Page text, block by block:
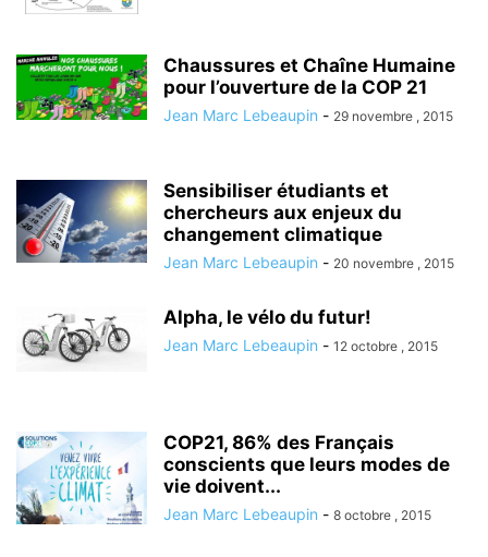
Chaussures et Chaîne Humaine
pour l’ouverture de la COP 21
Jean Marc Lebeaupin - 29 novembre , 2015
Sensibiliser étudiants et
chercheurs aux enjeux du
changement climatique
Jean Marc Lebeaupin - 20 novembre , 2015
Alpha, le vélo du futur!
Jean Marc Lebeaupin - 12 octobre , 2015
COP21, 86% des Français
conscients que leurs modes de
vie doivent...
Jean Marc Lebeaupin - 8 octobre , 2015